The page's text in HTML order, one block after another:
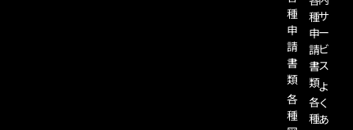
種
申
請
書
類
各
種
種
申
請
書
類
各
種
サ
ー
ビ
ス
よ
く
あ